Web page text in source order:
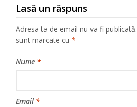
Lasă un răspuns
Adresa ta de email nu va fi publicată.
sunt marcate cu*
Nume *
Email *